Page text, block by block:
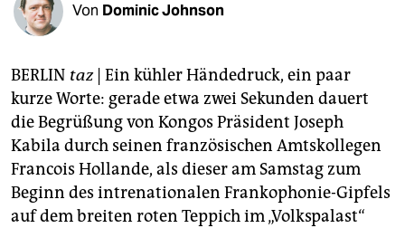
unterstützen
genossenschaft
epaper login
Von Dominic Johnson
BERLIN taz| Ein kühler Händedruck, ein paar
kurze Worte: gerade etwa zwei Sekunden dauert
die Begrüßung von Kongos Präsident Joseph
Kabila durch seinen französischen Amtskollegen
Francois Hollande, als dieser am Samstag zum
Beginn des intrenationalen Frankophonie-Gipfels
auf dem breiten roten Teppich im „Volkspalast“